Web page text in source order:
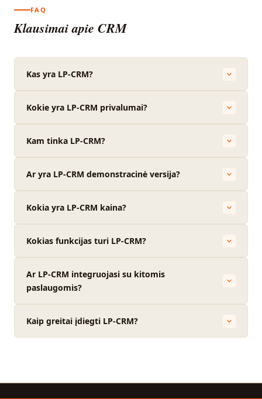
FAQ
Klausimai apie CRM
Kas yra LP-CRM?
Kokie yra LP-CRM privalumai?
Kam tinka LP-CRM?
Ar yra LP-CRM demonstracinė versija?
Kokia yra LP-CRM kaina?
Kokias funkcijas turi LP-CRM?
Ar LP-CRM integruojasi su kitomis
paslaugomis?
Kaip greitai įdiegti LP-CRM?